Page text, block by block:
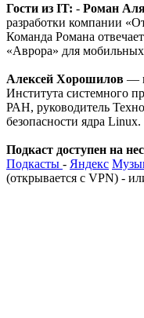
Гости из IT: - Роман
разработки компании
Команда Романа
«Аврора» для мобильных
Алексей Хорошилов —
Института системного
РАН, руководитель
безопасности ядра Linux.
Подкаст доступен на
Подкасты - Яндекс
(открывается с VPN) -